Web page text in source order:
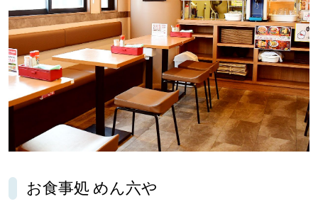
お食事処 めん六や